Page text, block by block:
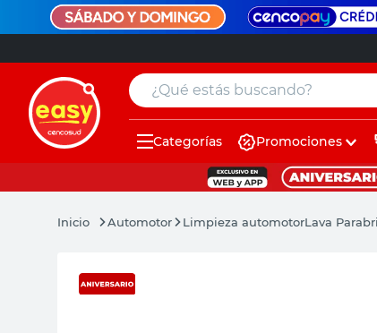
¿Qué estás buscando?
Categorías Promociones
Automotor Limpieza automotorLava
muebles